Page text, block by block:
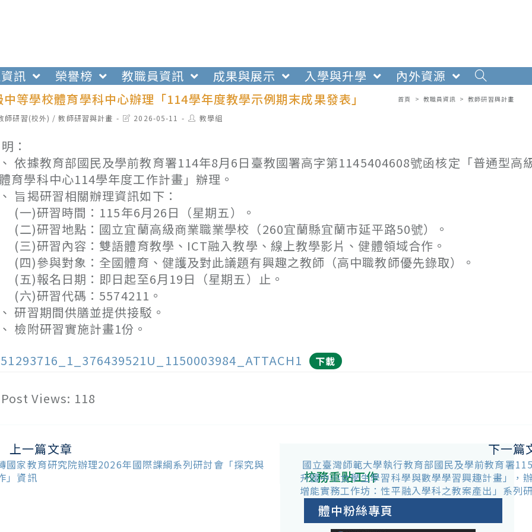
訊 榮譽榜 教職員資訊 成果與展示 入學與升學
內外資源
等學校體育學科中心辦理「114學年度教學示例期末成果發表」
首頁 > 教職員資訊 > 教師研習與計畫
師研習(校外) / 教師研習與計畫
Post2026-05-11
Post教學組
：
依據教育部國民及學前教育署114年8月6日臺教國署高字第1145404608號函核定「普通型高
育學科中心114學年度工作計畫」辦理。
旨揭研習相關辦理資訊如下：
)研習時間：115年6月26日（星期五）。
)研習地點：國立宜蘭高級商業職業學校（260宜蘭縣宜蘭市延平路50號）。
)研習內容：雙語體育教學、ICT融入教學、線上教學影片、健體領域合作。
)參與對象：全國體育、健護及對此議題有興趣之教師（高中職教師優先錄取）。
)報名日期：即日起至6月19日（星期五）止。
)研習代碼：5574211。
研習期間供膳並提供接駁。
檢附研習實施計畫1份。
下載
Post Views: 118
上一篇文章
國家教育研究院辦理2026年國際課綱系列研討會「探究與
」資訊
下一篇
國立臺灣師範大學執行教育部國民及學前教育署
升國中小女學生學習科學與數學學習興趣計畫」，
增能實務工作坊：性平融入學科之教案產出」系列
校務重點工作
體中粉絲專頁